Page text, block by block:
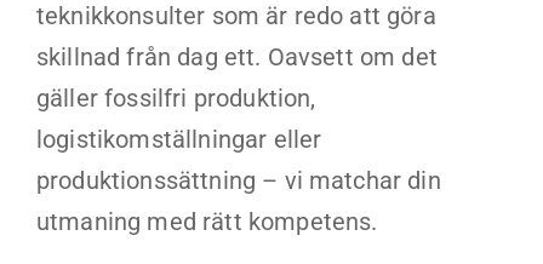
teknikkonsulter som är redo att göra
skillnad från dag ett. Oavsett om det
gäller fossilfri produktion,
logistikomställningar eller
produktionssättning – vi matchar din
utmaning med rätt kompetens.